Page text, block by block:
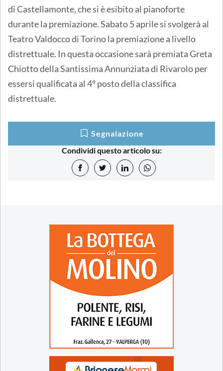
di Castellamonte, che si è esibito al pianoforte
durante la premiazione. Sabato 5 aprile si svolgerà al
Teatro Valdocco di Torino la premiazione a livello
distrettuale. In questa occasione sarà premiata Greta
Chiotto della Santissima Annunziata di Rivarolo per
essersi qualificata al 4° posto della classifica
distrettuale.
Segnalazione
Condividi questo articolo su: